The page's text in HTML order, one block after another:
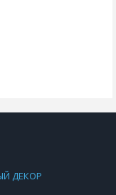
ДЕКОР